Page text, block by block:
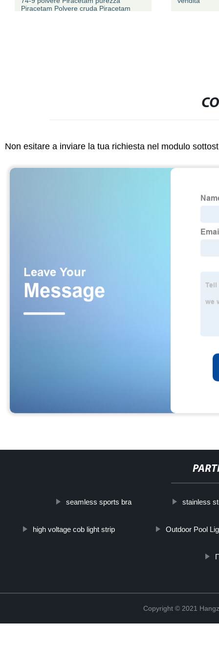
Piracetam Polvere cruda Piracetam
Non esitare a inviare la tua richiesta nel modulo
seamless sports bra stainless
high voltage cob light strip Outdoor Pool
Copyright © 2021